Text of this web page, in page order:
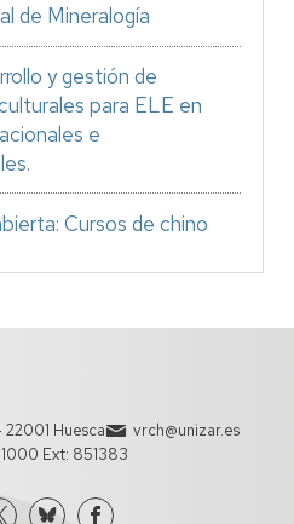
de Mineralogía
y gestión de
para ELE en
e
Cursos de chino
Huesca
vrch@unizar.es
Ext: 851383